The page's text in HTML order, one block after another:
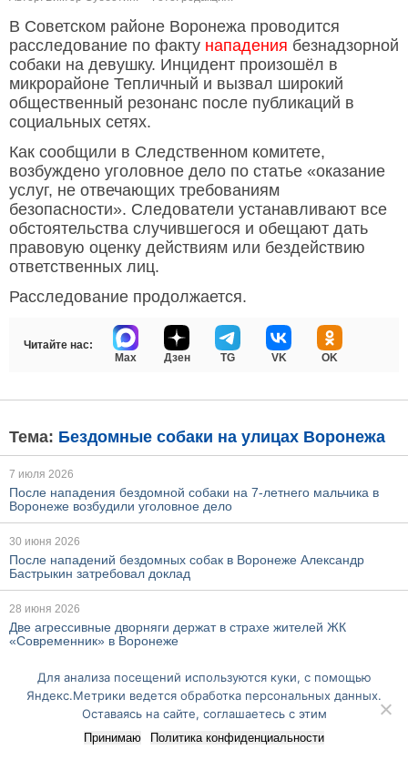
В Советском районе Воронежа проводится
расследование по факту нападения безнадзорной
собаки на девушку. Инцидент произошёл в
микрорайоне Тепличный и вызвал широкий
общественный резонанс после публикаций в
социальных сетях.
Как сообщили в Следственном комитете,
возбуждено уголовное дело по статье «оказание
услуг, не отвечающих требованиям
безопасности». Следователи устанавливают все
обстоятельства случившегося и обещают дать
правовую оценку действиям или бездействию
ответственных лиц.
Расследование продолжается.
Читайте нас:
Max
Дзен TG VK OK
Тема: Бездомные собаки на улицах Воронежа
7 июля 2026
После нападения бездомной собаки на 7-летнего мальчика в
Воронеже возбудили уголовное дело
30 июня 2026
После нападений бездомных собак в Воронеже Александр
Бастрыкин затребовал доклад
28 июня 2026
Две агрессивные дворняги держат в страхе жителей ЖК
«Современник» в Воронеже
Ещё по этой теме
Перейти на полную версию сайта
Для анализа посещений используются куки, с помощью
Яндекс.Метрики ведется обработка персональных данных.
Оставаясь на сайте, соглашаетесь с этим
Принимаю Политика конфиденциальности